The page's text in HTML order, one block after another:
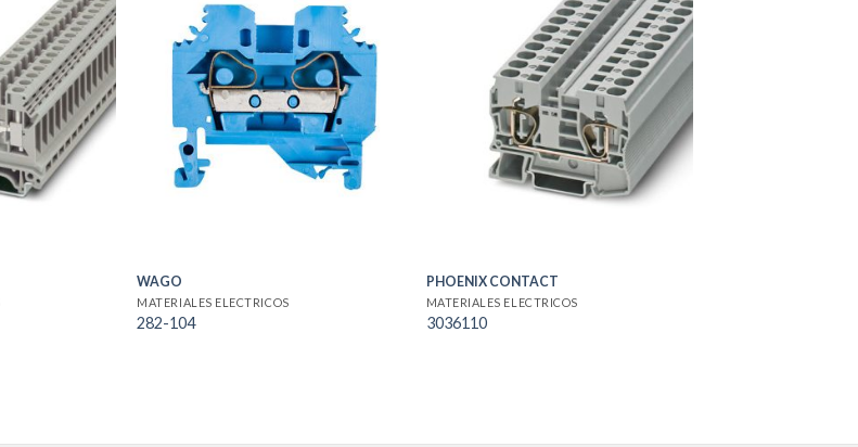
WAGO
MATERIALES ELECTRICOS
282-104
PHOENIX CONTACT
MATERIALES ELECTRICOS
3036110